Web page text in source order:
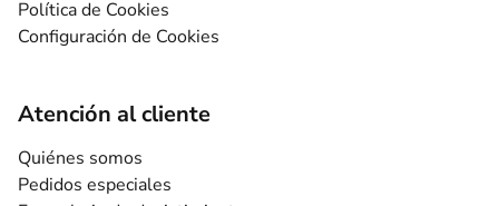
Política de Cookies
Configuración de Cookies
Atención al cliente
Quiénes somos
Pedidos especiales